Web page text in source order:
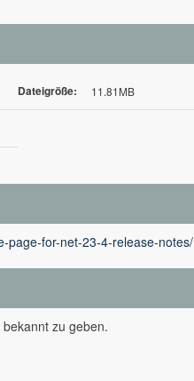
Dateigröße: 11.81MB
page-for-net-23-4-release-notes/
zu geben.